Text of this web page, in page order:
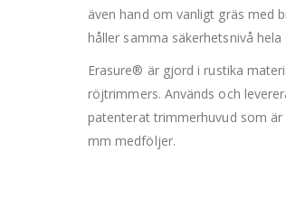
även hand om vanligt gräs med
håller samma säkerhetsnivå
Erasure® är gjord i rustika
röjtrimmers. Används och
patenterat trimmerhuvud som är
mm medföljer.